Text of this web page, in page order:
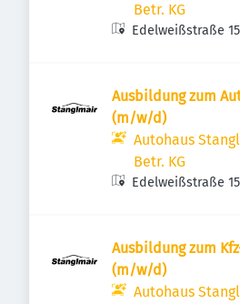
Betr. KG
Edelweißstraße
Ausbildung zum
(m/w/d)
Autohaus
Betr. KG
Edelweißstraße
Ausbildung zum
(m/w/d)
Autohaus